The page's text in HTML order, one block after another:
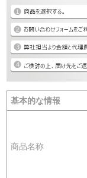
基本的な情報
商品名称